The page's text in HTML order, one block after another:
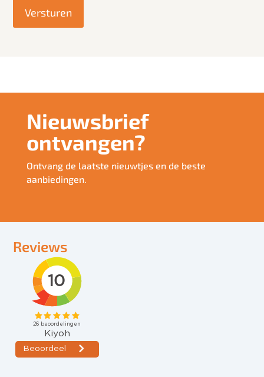
Versturen
Nieuwsbrief
ontvangen?
Ontvang de laatste nieuwtjes en de beste
aanbiedingen.
Reviews